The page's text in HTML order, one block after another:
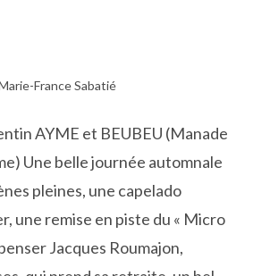
autrice
:
France Sabatié
AYME et BEUBEU (Manade
Une belle journée automnale
pleines, une capelado
une remise en piste du « Micro
Jacques Roumajon,